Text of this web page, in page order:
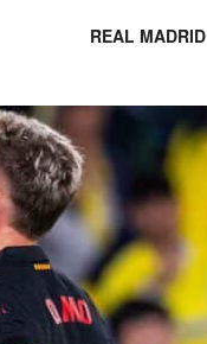
REAL MADRID